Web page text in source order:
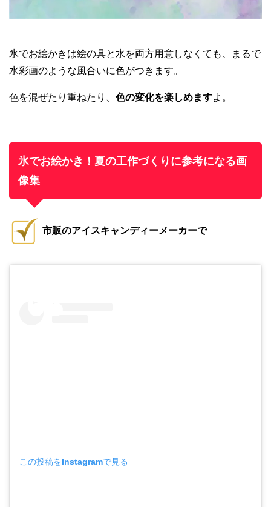
氷でお絵かきは絵の具と水を両方用意しなくても、まるで
水彩画のような風合いに色がつきます。
色を混ぜたり重ねたり、 色の変化を楽しめますよ。
氷でお絵かき！夏の工作づくりに参考になる画
像集
市販のアイスキャンディーメーカーで
この投稿をInstagramで見る